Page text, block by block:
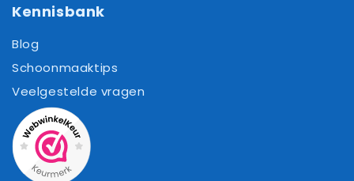
Kennisbank
Blog
Schoonmaaktips
Veelgestelde vragen